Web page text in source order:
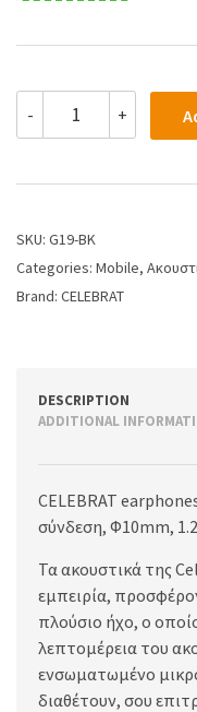
- +
SKU: G19-BK
Categories: Mobile,
Brand: CELEBRAT
DESCRIPTION
ADDITIONAL
CELEBRAT
σύνδεση, Φ10mm,
Τα ακουστικά της
εμπειρία,
πλούσιο ήχο, ο
λεπτομέρεια του
ενσωματωμένο
διαθέτουν, σου